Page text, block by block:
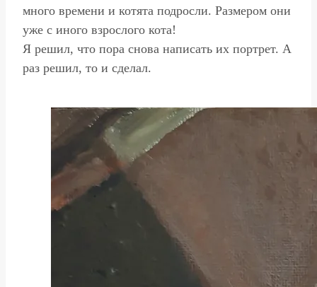
много времени и котята подросли. Размером они
уже с иного взрослого кота!
Я решил, что пора снова написать их портрет. А
раз решил, то и сделал.